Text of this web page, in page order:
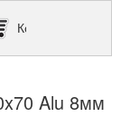
Корзина пуста
Alu 8мм